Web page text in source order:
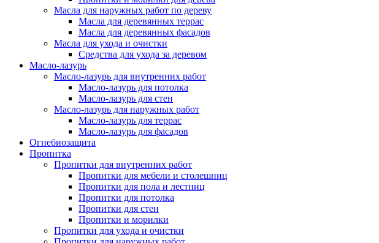
Масла для наружных работ по дереву
Масла для деревянных террас
Масла для деревянных фасадов
Масла для ухода и очистки
Средства для ухода за деревом
Масло-лазурь
Масло-лазурь для внутренних работ
Масло-лазурь для потолка
Масло-лазурь для стен
Масло-лазурь для наружных работ
Масло-лазурь для террас
Масло-лазурь для фасадов
Огнебиозащита
Пропитка
Пропитки для внутренних работ
Пропитки для мебели и столешниц
Пропитки для пола и лестниц
Пропитки для потолка
Пропитки для стен
Пропитки и морилки
Пропитки для ухода и очистки